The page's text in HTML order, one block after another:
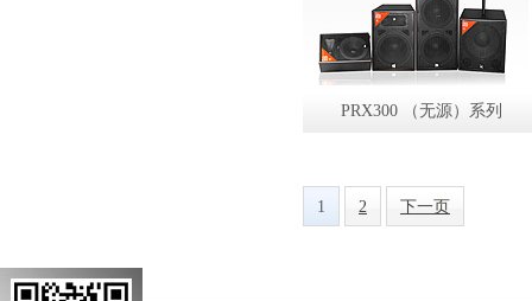
PRX300 （无源）系列
1 2 下一页